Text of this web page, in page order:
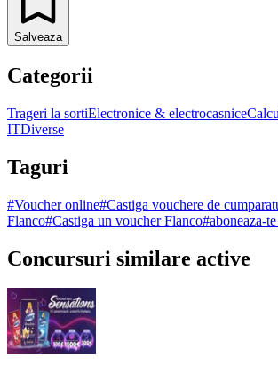
Salveaza
Categorii
Trageri la sortiElectronice & electrocasnice
ITDiverse
Taguri
#Voucher online#Castiga vouchere de
Flanco#Castiga un voucher Flanco#aboneaza-
Concursuri similare active